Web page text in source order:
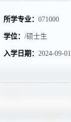
所学专业： 071000
学位： /硕士生
入学日期： 2024-09-01